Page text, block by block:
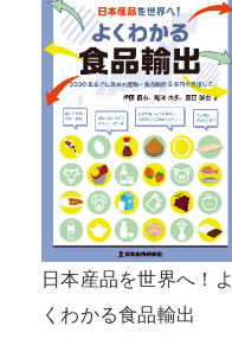
日本産品を世界へ！よ
くわかる食品輸出